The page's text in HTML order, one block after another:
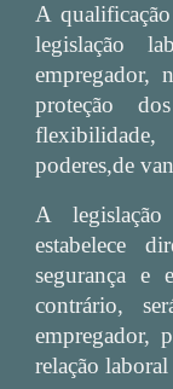
A
legislação
empregador,
proteção
poderes,de
A
estabelece
segurança e
contrário,
empregador,
relação